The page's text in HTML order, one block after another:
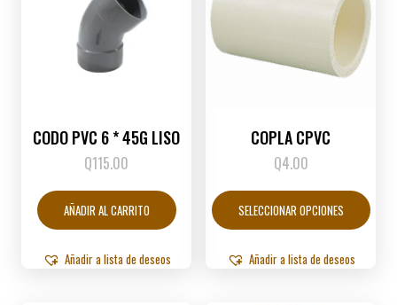
CODO PVC 6 * 45G LISO
Q115.00
AÑADIR AL CARRITO
Añadir a lista de deseos
COPLA CPVC
Q4.00
SELECCIONAR OPCIONES
tiene
Añadir a lista de deseos